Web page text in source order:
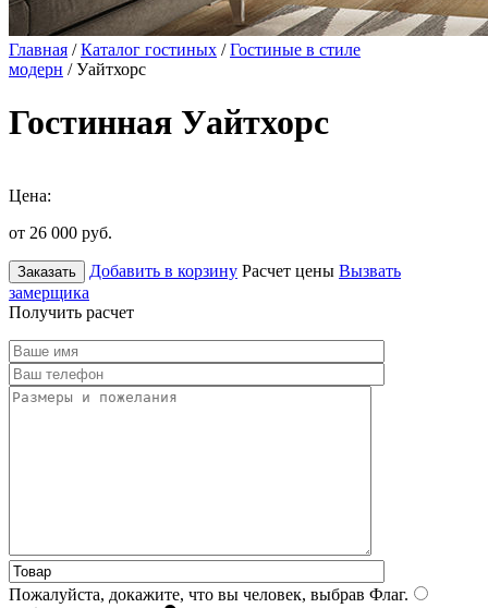
Главная /Каталог гостиных /Гостиные в стиле
модерн / Уайтхорс
Гостинная Уайтхорс
Цена:
от 26 000 руб.
Заказать Добавить в корзину Расчет цены Вызвать
замерщика
Получить расчет
Пожалуйста, докажите, что вы человек, выбрав Флаг.